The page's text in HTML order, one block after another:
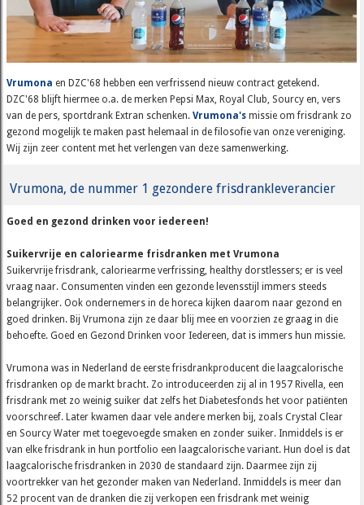
Vrumona en DZC'68 hebben een verfrissend nieuw contract getekend.
DZC'68 blijft hiermee o.a. de merken Pepsi Max, Royal Club, Sourcy en, vers
van de pers, sportdrank Extran schenken.Vrumona's missie om frisdrank zo
gezond mogelijk te maken past helemaal in de filosofie van onze vereniging.
Wij zijn zeer content met het verlengen van deze samenwerking.
Vrumona, de nummer 1 gezondere frisdrankleverancier
Goed en gezond drinken voor iedereen!
Suikervrije en caloriearme frisdranken met Vrumona
Suikervrije frisdrank, caloriearme verfrissing, healthy dorstlessers; er is veel
vraag naar. Consumenten vinden een gezonde levensstijl immers steeds
belangrijker. Ook ondernemers in de horeca kijken daarom naar gezond en
goed drinken. Bij Vrumona zijn ze daar blij mee en voorzien ze graag in die
behoefte. Goed en Gezond Drinken voor Iedereen, dat is immers hun missie.
Vrumona was in Nederland de eerste frisdrankproducent die laagcalorische
frisdranken op de markt bracht. Zo introduceerden zij al in 1957 Rivella, een
frisdrank met zo weinig suiker dat zelfs het Diabetesfonds het voor patiënten
voorschreef. Later kwamen daar vele andere merken bij, zoals Crystal Clear
en Sourcy Water met toegevoegde smaken en zonder suiker. Inmiddels is er
van elke frisdrank in hun portfolio een laagcalorische variant. Hun doel is dat
laagcalorische frisdranken in 2030 de standaard zijn. Daarmee zijn zij
voortrekker van het gezonder maken van Nederland. Inmiddels is meer dan
52 procent van de dranken die zij verkopen een frisdrank met weinig